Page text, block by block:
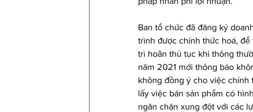
Ban tổ chức đã đăng ký
trình được chính thức hoá,
trì hoãn thủ tục khi thông
năm 2021 mới thông báo
không đồng ý cho việc chính
lấy việc bán sản phẩm có
ngăn chặn xung đột với các